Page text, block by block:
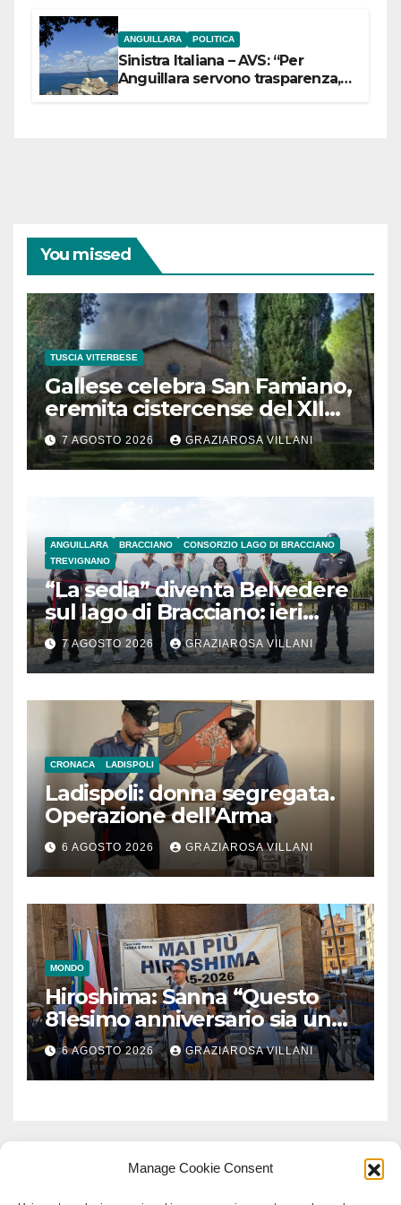
Manage Cookie Consent
ANGUILLARA POLITICA
Sinistra Italiana – AVS: “Per
Anguillara servono trasparenza,
You missed
TUSCIA VITERBESE
Gallese celebra San Famiano,
eremita cistercense del XII
secolo
7 AGOSTO 2026 GRAZIAROSA VILLANI
ANGUILLARA BRACCIANO
CONSORZIO LAGO DI BRACCIANO
TREVIGNANO
“La sedia” diventa Belvedere
sul lago di Bracciano: ieri
l’inaugurazione
7 AGOSTO 2026 GRAZIAROSA VILLANI
CRONACA LADISPOLI
Ladispoli: donna segregata.
Operazione dell’Arma
6 AGOSTO 2026 GRAZIAROSA VILLANI
MONDO
Hiroshima: Sanna “Questo
81esimo anniversario sia un
monito per tutti”
6 AGOSTO 2026 GRAZIAROSA VILLANI